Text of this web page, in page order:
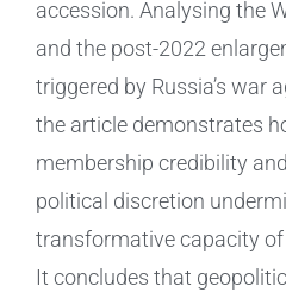
accession. Analysing the
and the post-2022
triggered by Russia’s war
the article demonstrates
membership credibility
political discretion
transformative capacity
It concludes that